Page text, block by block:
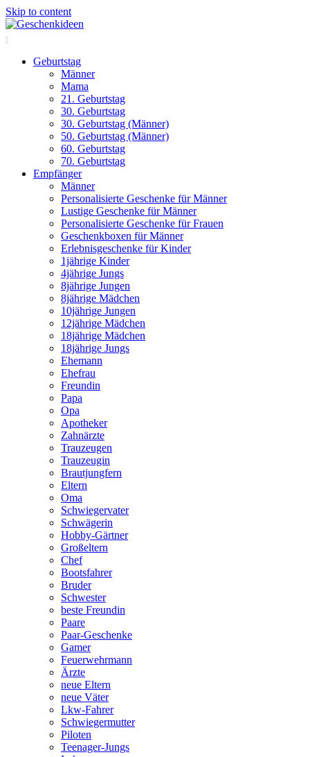
Skip to content
Geburtstag
Männer
Mama
21. Geburtstag
30. Geburtstag
30. Geburtstag (Männer)
50. Geburtstag (Männer)
60. Geburtstag
70. Geburtstag
Empfänger
Männer
Personalisierte Geschenke für Männer
Lustige Geschenke für Männer
Personalisierte Geschenke für Frauen
Geschenkboxen für Männer
Erlebnisgeschenke für Kinder
1jährige Kinder
4jährige Jungs
8jährige Jungen
8jährige Mädchen
10jährige Jungen
12jährige Mädchen
18jährige Mädchen
18jährige Jungs
Ehemann
Ehefrau
Freundin
Papa
Opa
Apotheker
Zahnärzte
Trauzeugen
Trauzeugin
Brautjungfern
Eltern
Oma
Schwiegervater
Schwägerin
Hobby-Gärtner
Großeltern
Chef
Bootsfahrer
Bruder
Schwester
beste Freundin
Paare
Paar-Geschenke
Gamer
Feuerwehrmann
Ärzte
neue Eltern
neue Väter
Lkw-Fahrer
Schwiegermutter
Piloten
Teenager-Jungs